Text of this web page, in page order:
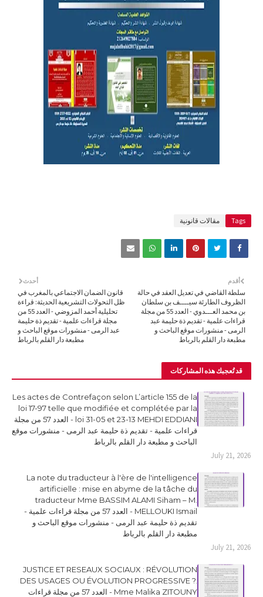
Tags مقالات قانونية
أحدث
قانون الضمان الاجتماعي بالمغرب في
ظل التحولات التشريعية الحديثة: قراءة
تحليلية أحمد المزوضي - العدد 55 من
مجلة قراءات علمية - تقديم ذة حليمة
عبد الرمى - منشورات موقع الباحث و
مطبعة دار القلم بالرباط
أقدم
سلطة القاضي في تعديل العقد في حالة
الظروف الطارئة سيــــف بن سلطان
بن محمد العـــدوي - العدد 55 من مجلة
قراءات علمية - تقديم ذة حليمة عبد
الرمى - منشورات موقع الباحث و
مطبعة دار القلم بالرباط
قد تُعجبك هذه المشاركات
Les actes de Contrefaçon selon L’article 155 de la
loi 17-97 telle que modifiée et complétée par la
loi 31-05 et 23-13 MEHDI EDDIANI - العدد 57 من مجلة
قراءات علمية - تقديم ذة حليمة عبد الرمى - منشورات موقع
الباحث و مطبعة دار القلم بالرباط
July 21, 2026
La note du traducteur à l'ère de l'intelligence
artificielle : mise en abyme de la tâche du
traducteur Mme BASSIM ALAMI Siham – M.
MELLOUKI Ismail - العدد 57 من مجلة قراءات علمية -
تقديم ذة حليمة عبد الرمى - منشورات موقع الباحث و
مطبعة دار القلم بالرباط
July 21, 2026
JUSTICE ET RESEAUX SOCIAUX : RÉVOLUTION
DES USAGES OU ÉVOLUTION PROGRESSIVE ?.
Mme Malika ZITOUNY - العدد 57 من مجلة قراءات